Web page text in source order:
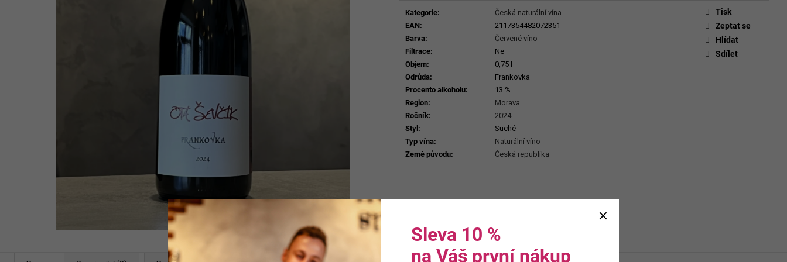
Kategorie:
Česká naturální vína
EAN:
2117354482072351
Barva:
Červené víno
Filtrace:
Ne
Objem:
0,75 l
Odrůda:
Frankovka
Procento alkoholu:
13 %
Region:
Morava
Ročník:
2024
Styl:
Suché
Typ vína:
Naturální víno
Země původu: Česká republika
Tisk
Zeptat se
Hlídat
Sdílet
Sleva 10 %
na Váš první nákup